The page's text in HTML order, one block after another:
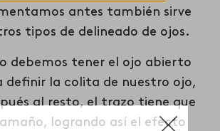
antes también sirve
tipos de delineado de ojos.
debemos tener el ojo abierto
definir la colita de nuestro ojo,
al resto, el trazo tiene que
logrando así el efecto